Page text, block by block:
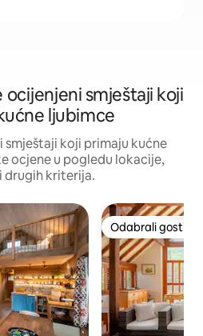
ocijenjeni smještaji koji
ljubimce
smještaji koji primaju kućne
ocjene u pogledu lokacije,
drugih kriterija.
s oznakom „Odabrali gosti”
Odabrali gosti
Odabrali gosti